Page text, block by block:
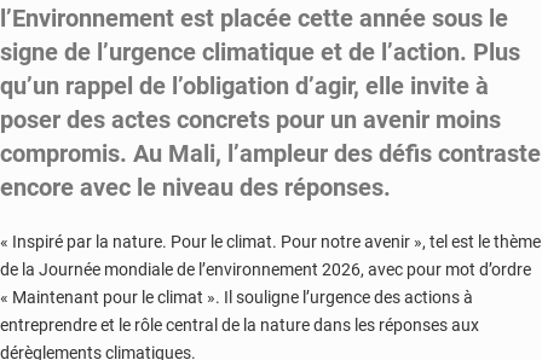
l’Environnement est placée cette année sous le
signe de l’urgence climatique et de l’action. Plus
qu’un rappel de l’obligation d’agir, elle invite à
poser des actes concrets pour un avenir moins
compromis. Au Mali, l’ampleur des défis contraste
encore avec le niveau des réponses.
« Inspiré par la nature. Pour le climat. Pour notre avenir », tel est le thème
de la Journée mondiale de l’environnement 2026, avec pour mot d’ordre
« Maintenant pour le climat ». Il souligne l’urgence des actions à
entreprendre et le rôle central de la nature dans les réponses aux
dérèglements climatiques.